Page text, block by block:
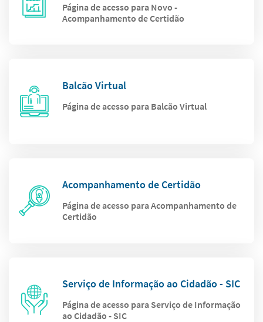
Página de acesso para Novo -
Acompanhamento de Certidão
Balcão Virtual
Página de acesso para Balcão Virtual
Acompanhamento de Certidão
Página de acesso para Acompanhamento de
Certidão
Serviço de Informação ao Cidadão - SIC
Página de acesso para Serviço de Informação
ao Cidadão - SIC